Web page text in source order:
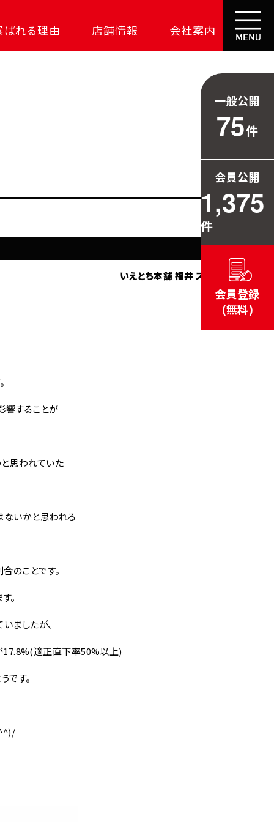
ばれる理由
功の土地探し
店舗情報 会社案内
いえとち本舗 福井 スタッフ
響することが
思われていた
いかと思われる
のことです。
。
ましたが、
適正直下率50%以上)
です。
一般公開
75件
会員公開
1,375
件
会員登録
(無料)